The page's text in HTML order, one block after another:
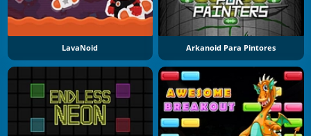
LavaNoid Arkanoid Para Pintores